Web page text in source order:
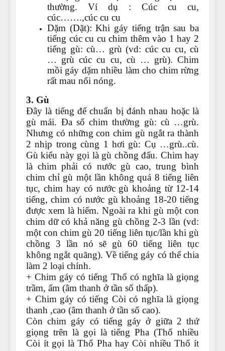
thường. Ví dụ : Cúc cu cu,
cúc…….,cúc cu cu
Dặm (Dặt): Khi gáy tiếng trận sau ba
tiếng cúc cu cu chim thêm vào 1 hay 2
tiếng gù: cù… grù (vd: cúc cu cu, cù
… grù cúc cu cu, cù … grù). Chim
mồi gáy dặm nhiều làm cho chim rừng
rất mau nổi nóng.
3. Gù
Đây là tiếng để chuẩn bị đánh nhau hoặc là
gù mái. Đa số chim thường gù: cù …grù.
Nhưng có những con chim gù ngắt ra thành
2 nhịp trong cùng 1 hơi gù: Cụ …grù..cù.
Gù kiểu này gọi là gù chồng đấu. Chim hay
là chim phải có nước gù cao, trung bình
chim chỉ gù một lần không quá 8 tiếng liên
tục, chim hay có nước gù khoảng từ 12-14
tiếng, chim có nước gù khoảng 18-20 tiếng
được xem là hiếm. Ngoài ra khi gù một con
chim dữ có khả năng gù chồng 2-3 lần (vd:
một con chim gù 20 tiếng liên tục/lần khi gù
chồng 3 lần nó sẽ gù 60 tiếng liên tục
không ngắt quãng). Về tiếng gáy có thể chia
làm 2 loại chính.
+ Chim gáy có tiếng Thổ có nghĩa là giọng
trầm, ấm (âm thanh ở tần số thấp).
+ Chim gáy có tiếng Còi có nghĩa là giọng
thanh ,cao (âm thanh ở tần số cao).
Còn chim gáy có tiếng gáy ở giữa 2 thứ
giọng trên là gọi là tiếng Pha (Thổ nhiều
Còi ít gọi là Thổ Pha hay Còi nhiều Thổ ít